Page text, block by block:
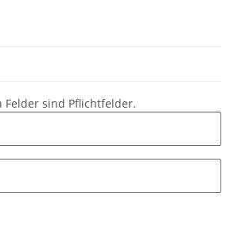
Felder sind Pflichtfelder.